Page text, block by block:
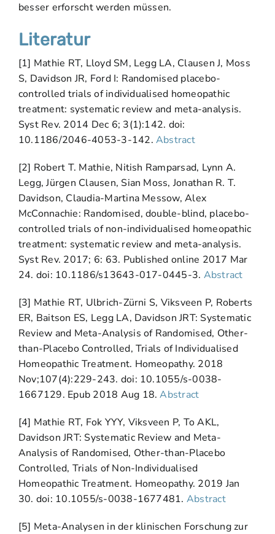
besser erforscht werden müssen.
Literatur
[1] Mathie RT, Lloyd SM, Legg LA, Clausen J, Moss
S, Davidson JR, Ford I: Randomised placebo-
controlled trials of individualised homeopathic
treatment: systematic review and meta-analysis.
Syst Rev. 2014 Dec 6; 3(1):142. doi:
10.1186/2046-4053-3-142.Abstract
[2] Robert T. Mathie, Nitish Ramparsad, Lynn A.
Legg, Jürgen Clausen, Sian Moss, Jonathan R. T.
Davidson, Claudia-Martina Messow, Alex
McConnachie: Randomised, double-blind, placebo-
controlled trials of non-individualised homeopathic
treatment: systematic review and meta-analysis.
Syst Rev. 2017; 6: 63. Published online 2017 Mar
24. doi: 10.1186/s13643-017-0445-3. Abstract
[3] Mathie RT, Ulbrich-Zürni S, Viksveen P, Roberts
ER, Baitson ES, Legg LA, Davidson JRT: Systematic
Review and Meta-Analysis of Randomised, Other-
than-Placebo Controlled, Trials of Individualised
Homeopathic Treatment. Homeopathy. 2018
Nov;107(4):229-243. doi: 10.1055/s-0038-
1667129. Epub 2018 Aug 18.Abstract
[4] Mathie RT, Fok YYY, Viksveen P, To AKL,
Davidson JRT: Systematic Review and Meta-
Analysis of Randomised, Other-than-Placebo
Controlled, Trials of Non-Individualised
Homeopathic Treatment. Homeopathy. 2019 Jan
30. doi: 10.1055/s-0038-1677481. Abstract
[5] Meta-Analysen in der klinischen Forschung zur